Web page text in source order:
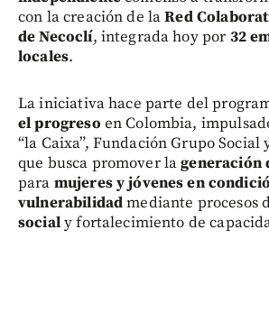
con la creación de laRed
de Necoclí, integrada hoy por 32
locales.
La iniciativa hace parte del
el progreso en Colombia,
“la Caixa”, Fundación Grupo Social
que busca promover lageneración
para mujeres y jóvenes en
vulnerabilidadmediante procesos
socialy fortalecimiento de